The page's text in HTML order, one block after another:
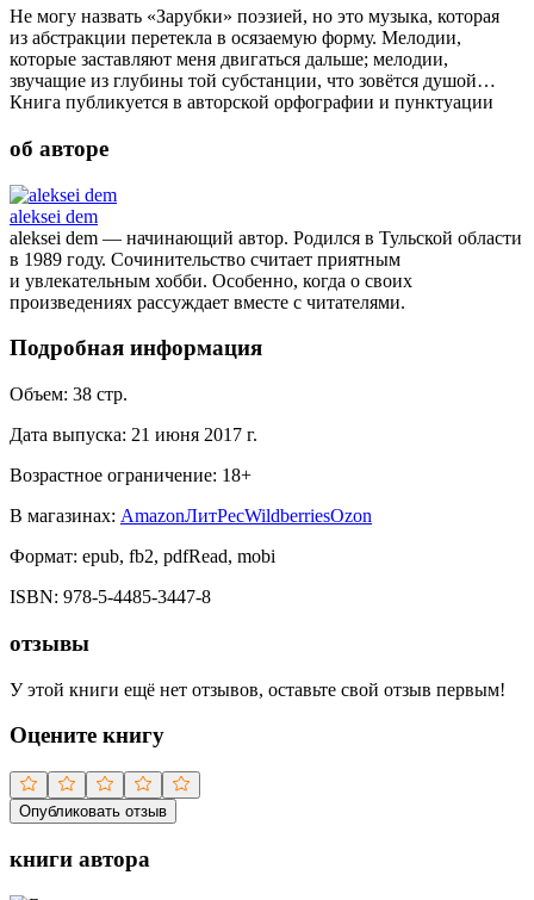
Не могу назвать «Зарубки» поэзией, но это музыка, которая
из абстракции перетекла в осязаемую форму. Мелодии,
которые заставляют меня двигаться дальше; мелодии,
звучащие из глубины той субстанции, что зовётся душой…
Книга публикуется в авторской орфографии и пунктуации
об авторе
aleksei dem
aleksei dem — начинающий автор. Родился в Тульской области
в 1989 году. Сочинительство считает приятным
и увлекательным хобби. Особенно, когда о своих
произведениях рассуждает вместе с читателями.
Подробная информация
Объем: 38 стр.
Дата выпуска: 21 июня 2017 г.
Возрастное ограничение: 18+
В магазинах: AmazonЛитРесWildberriesOzon
Формат: epub, fb2, pdfRead, mobi
ISBN: 978-5-4485-3447-8
отзывы
У этой книги ещё нет отзывов, оставьте свой отзыв первым!
Оцените книгу
Опубликовать отзыв
книги автора